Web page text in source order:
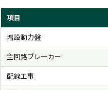
項目
増設動力盤
主回路ブレーカー
配線工事